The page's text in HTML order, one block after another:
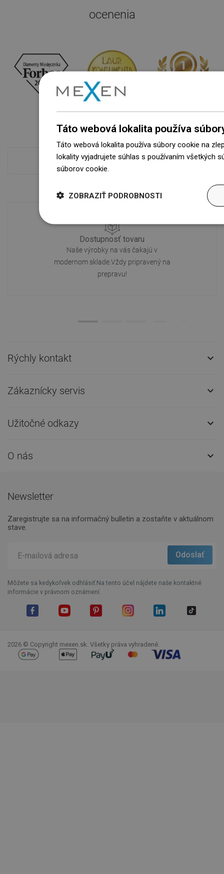
ocenenia
Pokladňa viac
Dostupnosť tovaru
Naše výrobky na vás čakajú v
modernom sklade.Vždy pripravený na
prepravu!
Rýchly kontakt 
Zákaznícky servis 
Užitočné odkazy 
O nás 
Newsletter
Zaregistrujte sa na informačný bulletin a zostaňte v aktuálnom
stave.
Môžete sa kedykoľvek odhlásiť.Na tento účel nájdete naše kontaktné
informácie v právnom oznámení.
2026 © Copyright mexen.sk. Všetky práva vyhradené.
Táto webová lokalita používa
Táto webová lokalita používa súbory cookie na
lokality vyjadrujete súhlas s používaním všetkých
súborov cookie.
ZOBRAZIŤ PODROBNOSTI